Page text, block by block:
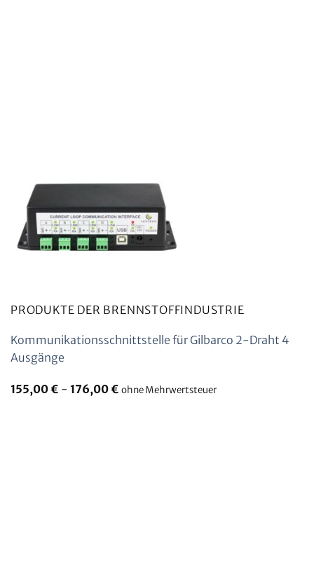
PRODUKTE DER BRENNSTOFFINDUSTRIE
Kommunikationsschnittstelle für Gilbarco 2-Draht 4
Ausgänge
155,00€ - 176,00€ ohne Mehrwertsteuer